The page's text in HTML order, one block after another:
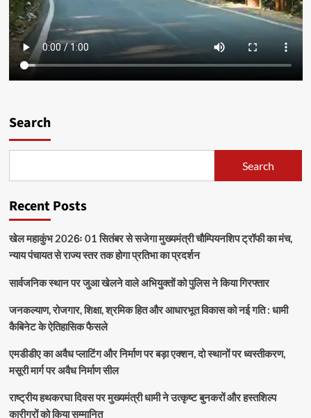
Search
Search
Recent Posts
खेल महाकुंभ 2026ः 01 सितंबर से सजेगा मुख्यमंत्री चौम्पियनशिप ट्रॉफी का मंच,
न्याय पंचायत से राज्य स्तर तक होगा प्रतिभा का प्रदर्शन
सार्वजनिक स्थान पर जुआ खेलने वाले अभियुक्तों को पुलिस ने किया गिरफ्तार
जनकल्याण, रोजगार, शिक्षा, श्रमिक हित और आधारभूत विकास को नई गति : धामी
कैबिनेट के ऐतिहासिक फैसले
एमडीडीए का अवैध प्लाटिंग और निर्माण पर बड़ा एक्शन, दो स्थानों पर ध्वस्तीकरण,
मसूरी मार्ग पर अवैध निर्माण सील
राष्ट्रीय हथकरघा दिवस पर मुख्यमंत्री धामी ने उत्कृष्ट बुनकरों और हस्तशिल्प
कारीगरों को किया सम्मानित